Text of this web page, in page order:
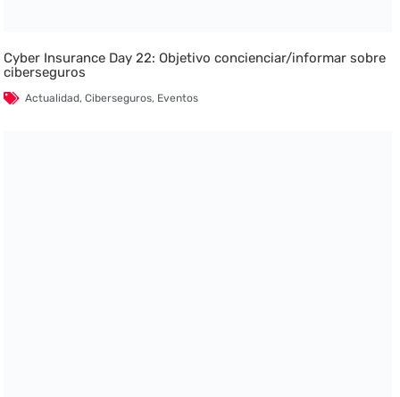
Cyber Insurance Day 22: Objetivo concienciar/informar sobre
ciberseguros
Actualidad,Ciberseguros, Eventos